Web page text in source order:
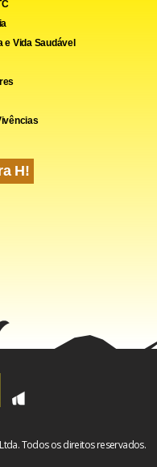
e Vida Saudável
H!
Todos os direitos reservados.